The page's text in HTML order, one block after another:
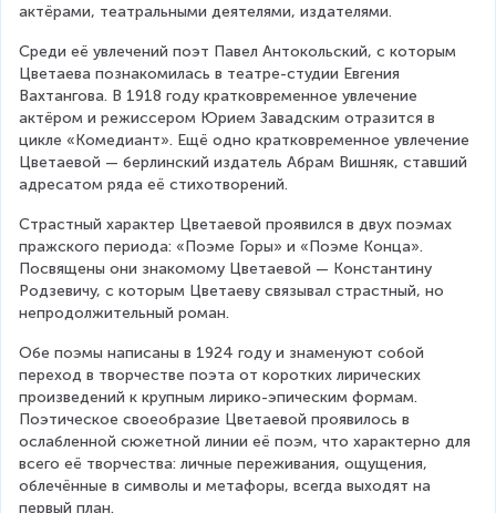
актёрами, театральными деятелями, издателями.
Среди её увлечений поэт Павел Антокольский, с которым
Цветаева познакомилась в театре-студии Евгения
Вахтангова. В 1918 году кратковременное увлечение
актёром и режиссером Юрием Завадским отразится в
цикле «Комедиант». Ещё одно кратковременное увлечение
Цветаевой — берлинский издатель Абрам Вишняк, ставший
адресатом ряда её стихотворений.
Страстный характер Цветаевой проявился в двух поэмах
пражского периода: «Поэме Горы» и «Поэме Конца».
Посвящены они знакомому Цветаевой — Константину
Родзевичу, с которым Цветаеву связывал страстный, но
непродолжительный роман.
Обе поэмы написаны в 1924 году и знаменуют собой
переход в творчестве поэта от коротких лирических
произведений к крупным лирико-эпическим формам.
Поэтическое своеобразие Цветаевой проявилось в
ослабленной сюжетной линии её поэм, что характерно для
всего её творчества: личные переживания, ощущения,
облечённые в символы и метафоры, всегда выходят на
первый план.